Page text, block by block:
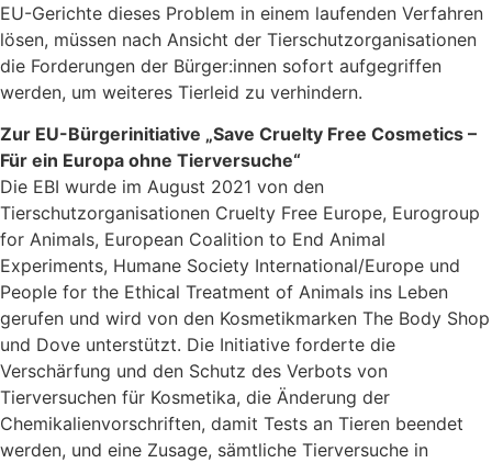
EU-Gerichte dieses Problem in einem laufenden Verfahren
lösen, müssen nach Ansicht der Tierschutzorganisationen
die Forderungen der Bürger:innen sofort aufgegriffen
werden, um weiteres Tierleid zu verhindern.
Zur EU-Bürgerinitiative „Save Cruelty Free Cosmetics –
Für ein Europa ohne Tierversuche“
Die EBI wurde im August 2021 von den
Tierschutzorganisationen Cruelty Free Europe, Eurogroup
for Animals, European Coalition to End Animal
Experiments, Humane Society International/Europe und
People for the Ethical Treatment of Animals ins Leben
gerufen und wird von den Kosmetikmarken The Body Shop
und Dove unterstützt. Die Initiative forderte die
Verschärfung und den Schutz des Verbots von
Tierversuchen für Kosmetika, die Änderung der
Chemikalienvorschriften, damit Tests an Tieren beendet
werden, und eine Zusage, sämtliche Tierversuche in